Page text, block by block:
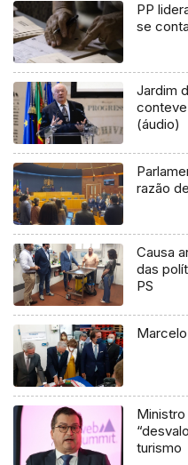
PP
se
Jardim
(áudio)
razão
Causa
das
PS
turismo